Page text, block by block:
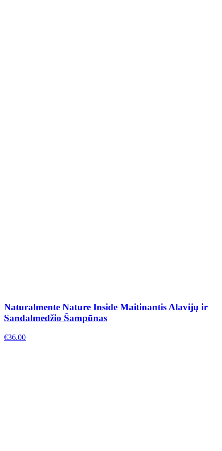
Naturalmente Nature Inside Maitinantis Alavijų ir
Sandalmedžio Šampūnas
€36.00